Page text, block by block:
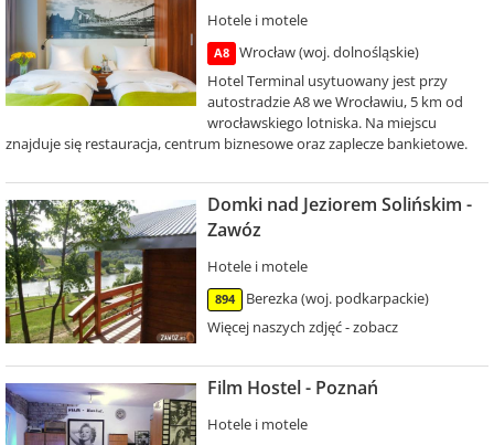
Hotele i motele
A8
Wrocław (woj. dolnośląskie)
Hotel Terminal usytuowany jest przy
autostradzie A8 we Wrocławiu, 5 km od
wrocławskiego lotniska. Na miejscu
znajduje się restauracja, centrum biznesowe oraz zaplecze bankietowe.
Domki nad Jeziorem Solińskim -
Zawóz
Hotele i motele
894
Berezka (woj. podkarpackie)
Więcej naszych zdjęć - zobacz
Film Hostel - Poznań
Hotele i motele